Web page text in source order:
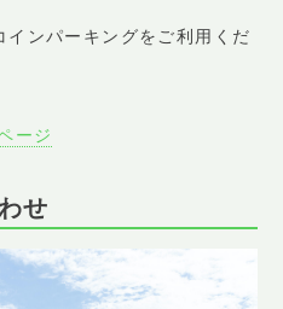
ンパーキングをご利用くだ
ージ
せ